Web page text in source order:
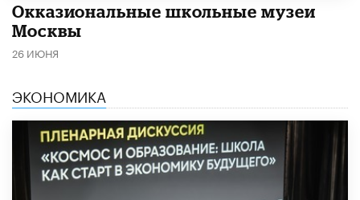
​Окказиональные школьные музеи
Москвы
26 ИЮНЯ
ЭКОНОМИКА